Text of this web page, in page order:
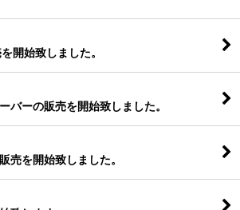
開始致しました。
バーの販売を開始致しました。
売を開始致しました。